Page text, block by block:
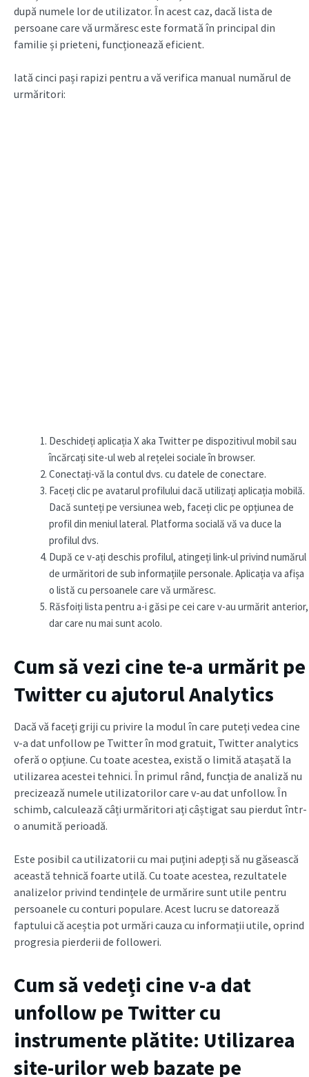
după numele lor de utilizator. În acest caz, dacă lista de
persoane care vă urmăresc este formată în principal din
familie și prieteni, funcționează eficient.
Iată cinci pași rapizi pentru a vă verifica manual numărul de
urmăritori:
Deschideți aplicația X aka Twitter pe dispozitivul mobil sau
încărcați site-ul web al rețelei sociale în browser.
Conectați-vă la contul dvs. cu datele de conectare.
Faceți clic pe avatarul profilului dacă utilizați aplicația mobilă.
Dacă sunteți pe versiunea web, faceți clic pe opțiunea de
profil din meniul lateral. Platforma socială vă va duce la
profilul dvs.
După ce v-ați deschis profilul, atingeți link-ul privind numărul
de urmăritori de sub informațiile personale. Aplicația va afișa
o listă cu persoanele care vă urmăresc.
Răsfoiți lista pentru a-i găsi pe cei care v-au urmărit anterior,
dar care nu mai sunt acolo.
Cum să vezi cine te-a urmărit pe
Twitter cu ajutorul Analytics
Dacă vă faceți griji cu privire la modul în care puteți vedea cine
v-a dat unfollow pe Twitter în mod gratuit, Twitter analytics
oferă o opțiune. Cu toate acestea, există o limită atașată la
utilizarea acestei tehnici. În primul rând, funcția de analiză nu
precizează numele utilizatorilor care v-au dat unfollow. În
schimb, calculează câți urmăritori ați câștigat sau pierdut într-
o anumită perioadă.
Este posibil ca utilizatorii cu mai puțini adepți să nu găsească
această tehnică foarte utilă. Cu toate acestea, rezultatele
analizelor privind tendințele de urmărire sunt utile pentru
persoanele cu conturi populare. Acest lucru se datorează
faptului că aceștia pot urmări cauza cu informații utile, oprind
progresia pierderii de followeri.
Cum să vedeți cine v-a dat
unfollow pe Twitter cu
instrumente plătite: Utilizarea
site-urilor web bazate pe